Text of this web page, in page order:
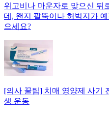
위고비나 마운자로 맞으신 뒤
데, 왠지 팔뚝이나 허벅지가
으세요?
[의사 꿀팁] 치매 영양제 사기
생 운동